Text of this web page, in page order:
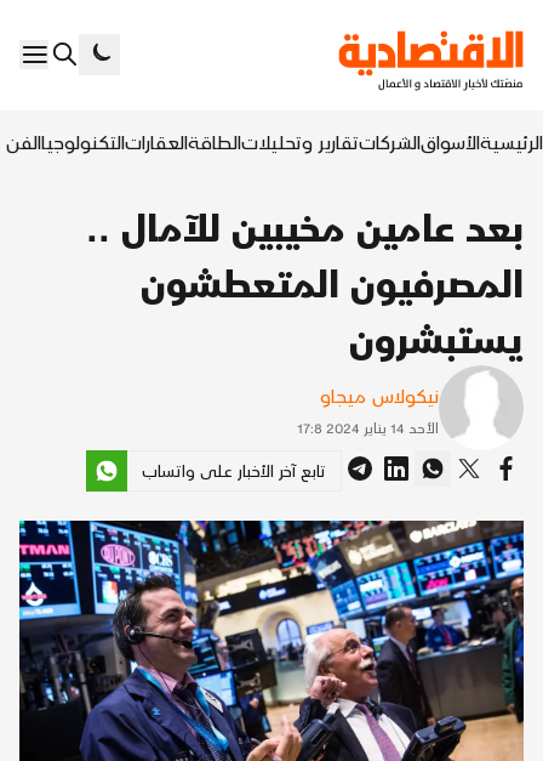
الرئيسيةالأسواقالشركاتتقارير وتحليلاتالطاقةالعقاراتالتكنولوجياالفن
بعد عامين مخيبين للآمال ..
المصرفيون المتعطشون
يستبشرون
نيكولاس ميجاو
الأحد 14 يناير 2024 17:8
تابع آخر الأخبار على واتساب